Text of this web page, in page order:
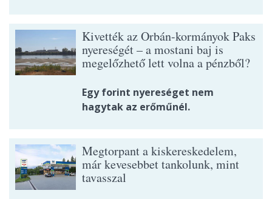
Kivették az Orbán-kormányok Paks
nyereségét – a mostani baj is
megelőzhető lett volna a pénzből?
Egy forint nyereséget nem
hagytak az erőműnél.
Megtorpant a kiskereskedelem,
már kevesebbet tankolunk, mint
tavasszal